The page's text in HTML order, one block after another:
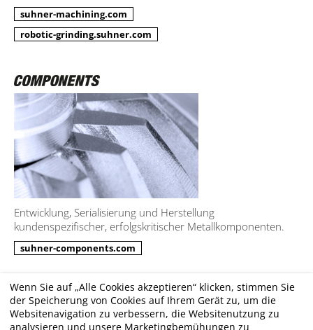
suhner-machining.com
robotic-grinding.suhner.com
Entwicklung, Serialisierung und Herstellung
kundenspezifischer, erfolgskritischer Metallkomponenten.
suhner-components.com
Impressum
Wenn Sie auf „Alle Cookies akzeptieren“ klicken, stimmen Sie
der Speicherung von Cookies auf Ihrem Gerät zu, um die
Websitenavigation zu verbessern, die Websitenutzung zu
analysieren und unsere Marketingbemühungen zu